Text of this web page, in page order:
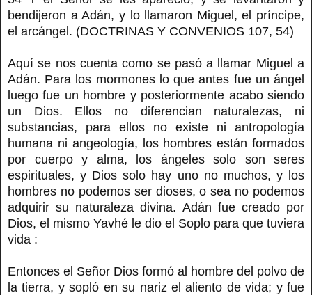
bendijeron a Adán, y lo llamaron Miguel, el príncipe,
el arcángel. (DOCTRINAS Y CONVENIOS 107, 54)
Aquí se nos cuenta como se pasó a llamar Miguel a
Adán. Para los mormones lo que antes fue un ángel
luego fue un hombre y posteriormente acabo siendo
un Dios. Ellos no diferencian naturalezas, ni
substancias, para ellos no existe ni antropología
humana ni angeología, los hombres están formados
por cuerpo y alma, los ángeles solo son seres
espirituales, y Dios solo hay uno no muchos, y los
hombres no podemos ser dioses, o sea no podemos
adquirir su naturaleza divina. Adán fue creado por
Dios, el mismo Yavhé le dio el Soplo para que tuviera
vida :
Entonces el Señor Dios formó al hombre del polvo de
la tierra, y sopló en su nariz el aliento de vida; y fue